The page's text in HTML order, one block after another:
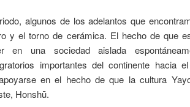
algunos de los adelantos que
y el torno de cerámica. El hecho de que
en una sociedad aislada
importantes del continente hacia
en el hecho de que la cultura
Honshū.